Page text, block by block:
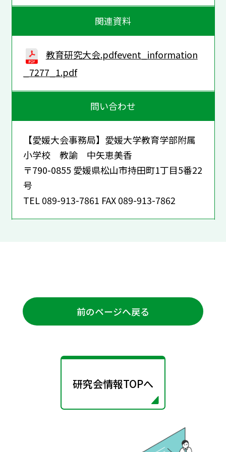
関連資料
教育研究大会.pdfevent_information
_7277_1.pdf
問い合わせ
【愛媛大会事務局】愛媛大学教育学部附属
小学校 教諭 中矢恵美香
〒790-0855 愛媛県松山市持田町1丁目5番22
号
TEL 089-913-7861 FAX 089-913-7862
前のページへ戻る
研究会情報TOPへ